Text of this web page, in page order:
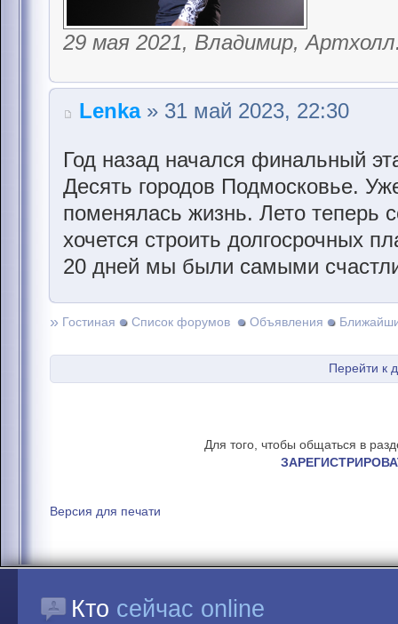
29 мая 2021, Владимир,
Lenka» 31 май 2023, 22:30
Год назад начался финальный
Десять городов Подмосковье.
поменялась жизнь. Лето теперь
хочется строить долгосрочных
20 дней мы были самыми
» Гостиная Список форумов Объявления
Перейти к
Для того, чтобы общаться в
Версия для печати
Кто сейчас online